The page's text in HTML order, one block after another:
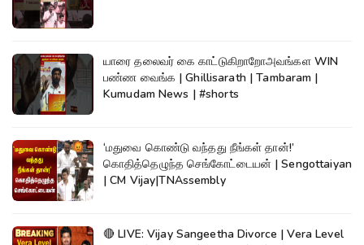
யாரை தலைவர் கை காட்டுகிறாறோஅவங்கள WIN
பண்ண வைங்க | Ghillisarath | Tambaram |
Kumudam News | #shorts
‘மதுவை கொண்டு வந்தது நீங்கள் தான்!’
கொதித்தெழுந்த செங்கோட்டையன் | Sengottaiyan
| CM Vijay|TNAssembly
🔴 LIVE: Vijay Sangeetha Divorce | Vera Level